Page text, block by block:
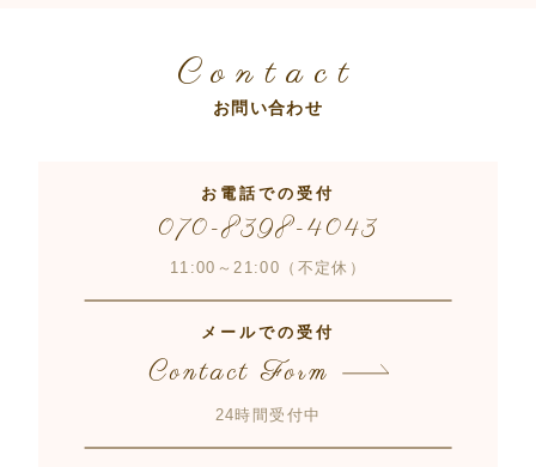
Contact
お問い合わせ
お電話での受付
070-8398-4043
11:00～21:00（不定休）
メールでの受付
Contact Form
24時間受付中